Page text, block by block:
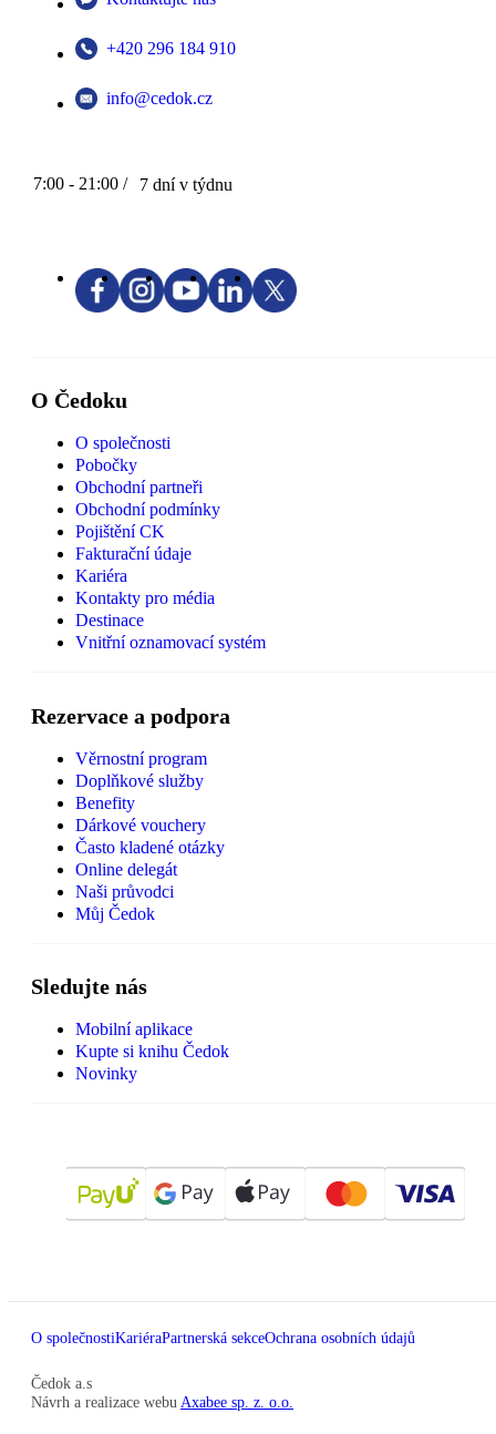
+420 296 184 910
info@cedok.cz
7:00 - 21:00 / 7 dní v týdnu
O Čedoku
O společnosti
Pobočky
Obchodní partneři
Obchodní podmínky
Pojištění CK
Fakturační údaje
Kariéra
Kontakty pro média
Destinace
Vnitřní oznamovací systém
Rezervace a podpora
Věrnostní program
Doplňkové služby
Benefity
Dárkové vouchery
Často kladené otázky
Online delegát
Naši průvodci
Můj Čedok
Sledujte nás
Mobilní aplikace
Kupte si knihu Čedok
Novinky
O společnostiKariéraPartnerská sekceOchrana osobních údajů
Čedok a.s
Návrh a realizace webu Axabee sp. z. o.o.